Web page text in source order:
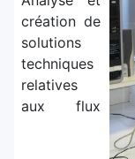
création de
solutions
techniques
relatives
aux flux